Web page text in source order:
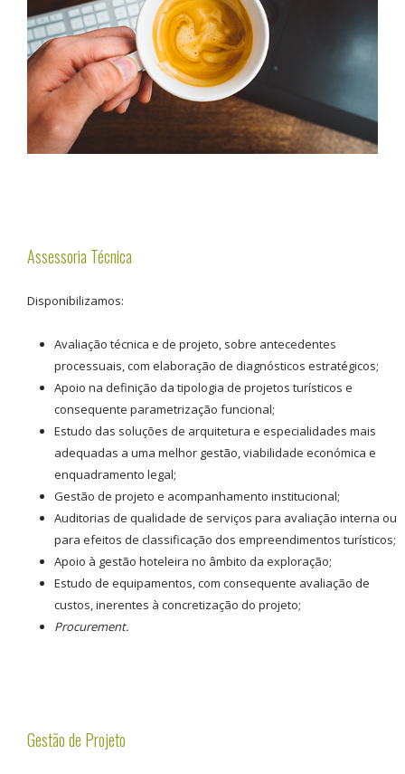
Assessoria Técnica
Disponibilizamos:
Avaliação técnica e de projeto, sobre antecedentes
processuais, com elaboração de diagnósticos estratégicos;
Apoio na definição da tipologia de projetos turísticos e
consequente parametrização funcional;
Estudo das soluções de arquitetura e especialidades mais
adequadas a uma melhor gestão, viabilidade económica e
enquadramento legal;
Gestão de projeto e acompanhamento institucional;
Auditorias de qualidade de serviços para avaliação interna ou
para efeitos de classificação dos empreendimentos turísticos;
Apoio à gestão hoteleira no âmbito da exploração;
Estudo de equipamentos, com consequente avaliação de
custos, inerentes à concretização do projeto;
Procurement.
Gestão de Projeto